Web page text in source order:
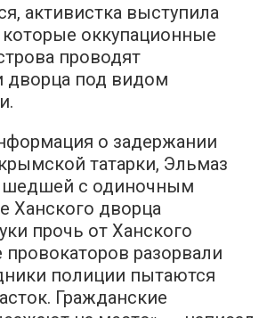
активистка выступила
которые оккупационные
проводят
дворца под видом
о задержании
татарки, Эльмаз
с одиночным
Ханского дворца
прочь от Ханского
провокаторов разорвали
полиции пытаются
Гражданские